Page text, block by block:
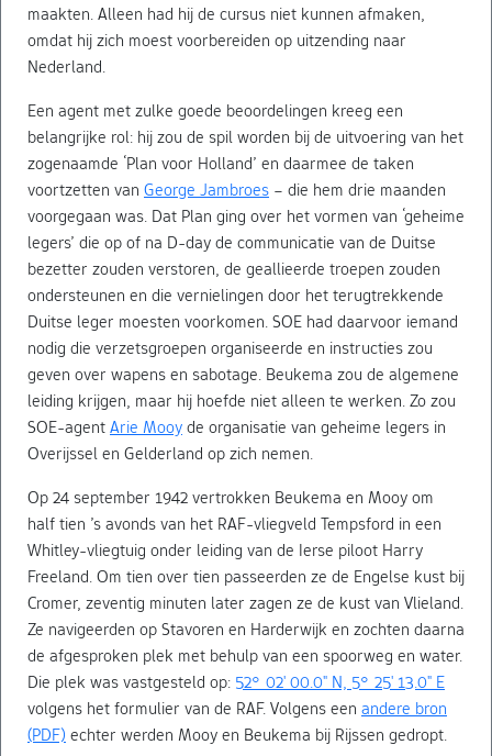
maakten. Alleen had hij de cursus niet kunnen afmaken,
omdat hij zich moest voorbereiden op uitzending naar
Nederland.
Een agent met zulke goede beoordelingen kreeg een
belangrijke rol: hij zou de spil worden bij de uitvoering van het
zogenaamde ‘Plan voor Holland’ en daarmee de taken
voortzetten van George Jambroes – die hem drie maanden
voorgegaan was. Dat Plan ging over het vormen van ‘geheime
legers’ die op of na D-day de communicatie van de Duitse
bezetter zouden verstoren, de geallieerde troepen zouden
ondersteunen en die vernielingen door het terugtrekkende
Duitse leger moesten voorkomen. SOE had daarvoor iemand
nodig die verzetsgroepen organiseerde en instructies zou
geven over wapens en sabotage. Beukema zou de algemene
leiding krijgen, maar hij hoefde niet alleen te werken. Zo zou
SOE-agentArie Mooyde organisatie van geheime legers in
Overijssel en Gelderland op zich nemen.
Op 24 september 1942 vertrokken Beukema en Mooy om
half tien ’s avonds van het RAF-vliegveld Tempsford in een
Whitley-vliegtuig onder leiding van de Ierse piloot Harry
Freeland. Om tien over tien passeerden ze de Engelse kust bij
Cromer, zeventig minuten later zagen ze de kust van Vlieland.
Ze navigeerden op Stavoren en Harderwijk en zochten daarna
de afgesproken plek met behulp van een spoorweg en water.
Die plek was vastgesteld op: 52° 02' 00.0" N, 5° 25' 13.0" E
volgens het formulier van de RAF. Volgens een andere bron
(PDF) echter werden Mooy en Beukema bij Rijssen gedropt.